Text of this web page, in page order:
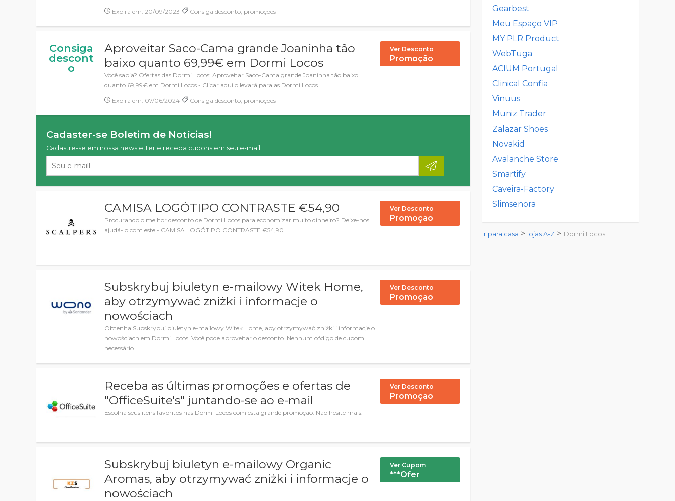
Expira em: 20/09/2023 Consiga desconto, promoções
Consiga
descont
o
Aproveitar Saco-Cama grande Joaninha tão
baixo quanto 69,99€ em Dormi Locos
Você sabia? Ofertas das Dormi Locos: Aproveitar Saco-Cama grande Joaninha tão baixo
quanto 69,99€ em Dormi Locos - Clicar aqui o levará para as Dormi Locos
Expira em: 07/06/2024 Consiga desconto, promoções
Ver Desconto
Promoção
Cadaster-se Boletim de Notícias!
Cadastre-se em nossa newsletter e receba cupons em seu e-mail.
CAMISA LOGÓTIPO CONTRASTE €54,90
Procurando o melhor desconto de Dormi Locos para economizar muito dinheiro? Deixe-nos
ajudá-lo com este - CAMISA LOGÓTIPO CONTRASTE €54,90
Ver Desconto
Promoção
Subskrybuj biuletyn e-mailowy Witek Home,
aby otrzymywać zniżki i informacje o
nowościach
Obtenha Subskrybuj biuletyn e-mailowy Witek Home, aby otrzymywać zniżki i informacje o
nowościach em Dormi Locos. Você pode aproveitar o desconto. Nenhum código de cupom
necessário.
Ver Desconto
Promoção
Receba as últimas promoções e ofertas de
"OfficeSuite's" juntando-se ao e-mail
Escolha seus itens favoritos nas Dormi Locos com esta grande promoção. Não hesite mais.
Ver Desconto
Promoção
Subskrybuj biuletyn e-mailowy Organic
Aromas, aby otrzymywać zniżki i informacje o
nowościach
Ver Cupom
***Ofer
Gearbest
Meu Espaço VIP
MY PLR Product
WebTuga
ACIUM Portugal
Clinical Confia
Vinuus
Muniz Trader
Zalazar Shoes
Novakid
Avalanche Store
Smartify
Caveira-Factory
Slimsenora
Ir para casa >Lojas A-Z > Dormi Locos